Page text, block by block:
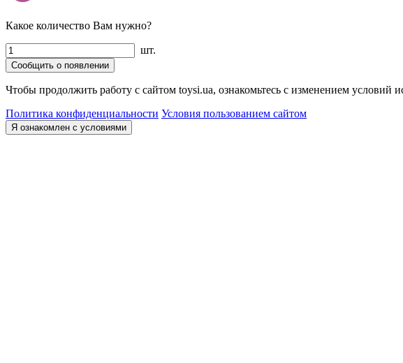
Какое количество Вам нужно?
шт.
Сообщить о появлении
Чтобы продолжить работу с сайтом toysi.ua, ознакомьтесь с изменением условий
Политика конфиденциальности Условия пользованием сайтом
Я ознакомлен с условиями